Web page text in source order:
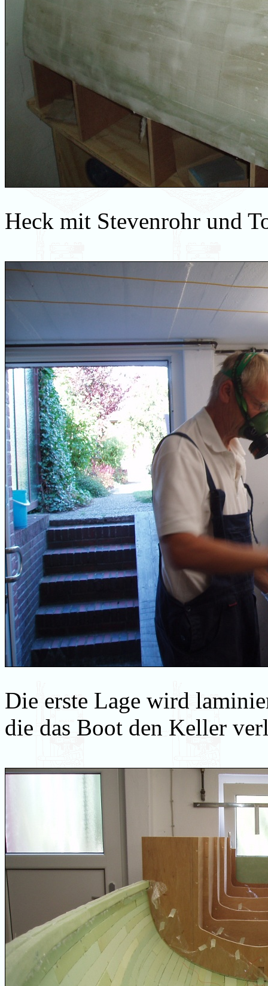
Heck mit Stevenrohr und
Die erste Lage wird
die das Boot den Keller